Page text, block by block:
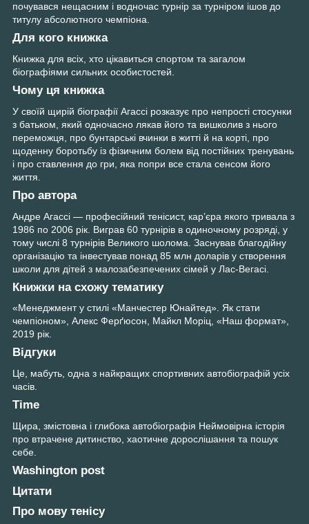
почувався нещасним і водночас турнір за турніром ішов до
титулу абсолютного чемпіона.
Для кого книжка
Книжка для всіх, хто цікавиться спортом та загалом
біографіями сильних особистостей.
Чому ця книжка
У своїй щирій біографії Агассі розказує про непрості стосунки
з батьком, який одночасно лякав його та вишколив з нього
переможця, про бунтарські вчинки в житті й на корті, про
щоденну боротьбу із фізичним болем від постійних тренувань
і про ставлення до гри, яка попри все стала сенсом його
життя.
Про автора
Андре Агассі — професійний тенісист, кар’єра якого тривала з
1986 по 2006 рік. Виграв 60 турнірів в одиночному розряді, у
тому числі 8 турнірів Великого шолома. Заснував благодійну
організацію та інвестував понад 85 млн доларів у створення
школи для дітей з малозабезпечених сімей у Лас-Вегасі.
Книжки на схожу тематику
«Менеджмент у стилі «Манчестер Юнайтед». Як стати
чемпіоном», Алекс Ферґюсон, Майкл Моріц, «Наш формат»,
2019 рік.
Відгуки
Це, мабуть, одна з найкращих спортивних автобіографій усіх
часів.
Time
Щира, змістовна і глибока автобіографія Неймовірна історія
про втрачене дитинство, хаотичне дорослішання та пошук
себе.
Washington post
Цитати
Про мову тенісу